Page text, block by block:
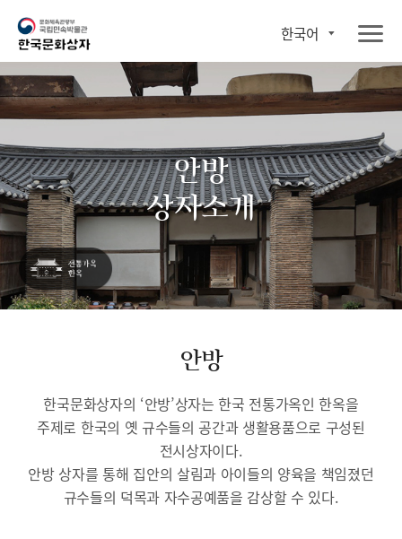
한국어
안방
상자소개
안방
한국문화상자의 ‘안방’상자는 한국 전통가옥인 한옥을
주제로 한국의 옛 규수들의 공간과 생활용품으로 구성된
전시상자이다.
안방 상자를 통해 집안의 살림과 아이들의 양육을 책임졌던
규수들의 덕목과 자수공예품을 감상할 수 있다.